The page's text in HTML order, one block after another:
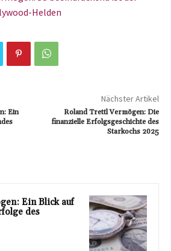
Helden
Ein
Nächster Artikel
Roland Trettl Vermögen: Die
finanzielle Erfolgsgeschichte des
Starkochs 2025
Ein Blick auf
des